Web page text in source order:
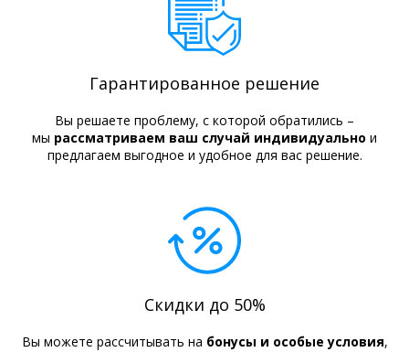
Гарантированное решение
Вы решаете проблему, с которой обратились –
мы рассматриваем ваш случай индивидуально и
предлагаем выгодное и удобное для вас решение.
Скидки до 50%
Вы можете рассчитывать на бонусы и особые условия,